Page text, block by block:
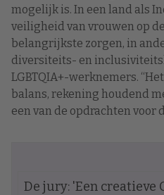
mogelijk is. In een land als
veiligheid van vrouwen op
belangrijkste zorgen, in
diversiteits- en
LGBTQIA+-werknemers.
balans, rekening houdend
een van de opdrachten voor
De jury: 'Een creatieve